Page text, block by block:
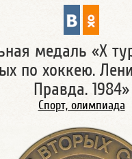
медаль «X
по хоккею.
Правда. 1984»
Спорт, олимпиада